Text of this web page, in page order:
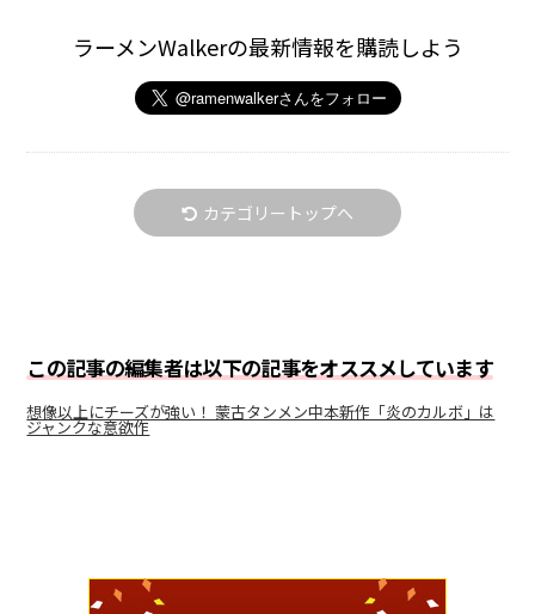
ラーメンWalkerの最新情報を購読しよう
カテゴリートップへ
この記事の編集者は以下の記事をオススメしています
想像以上にチーズが強い！ 蒙古タンメン中本新作「炎のカルボ」は
ジャンクな意欲作